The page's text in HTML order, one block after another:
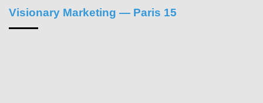
Visionary Marketing — Paris 15